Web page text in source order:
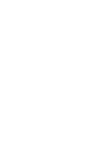
actuel.
: ses récits sont
je pense que